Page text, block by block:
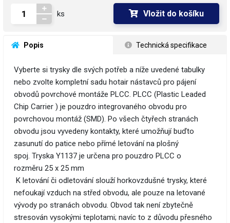
ks Vložit do košíku
Popis Technická specifikace
Vyberte si trysky dle svých potřeb a níže uvedené tabulky
nebo zvolte kompletní sadu hotair nástavců pro pájení
obvodů povrchové montáže PLCC. PLCC (Plastic Leaded
Chip Carrier ) je pouzdro integrovaného obvodu pro
povrchovou montáž (SMD). Po všech čtyřech stranách
obvodu jsou vyvedeny kontakty, které umožňují buďto
zasunutí do patice nebo přímé letování na plošný
spoj. Tryska Y1137 je určena pro pouzdro PLCC o
rozměru 25 x 25 mm
K letování či odletování slouží horkovzdušné trysky, které
nefoukají vzduch na střed obvodu, ale pouze na letované
vývody po stranách obvodu. Obvod tak není zbytečně
stresován vysokými teplotami; navíc to z důvodu přesného